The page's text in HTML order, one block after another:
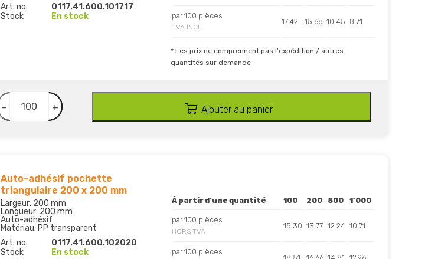
Art. no.
0117.41.600.101717
Stock
En stock par 100 pièces
TVA INCL.
17.42 15.68 10.45 8.71
* Les prix ne comprennent pas l'expédition / autres
quantités sur demande
- + Ajouter au panier
Auto-adhésif pochette
triangulaire 200 x 200 mm
Largeur: 200 mm
Longueur: 200 mm
Auto-adhésif
Matériau: PP transparent
Art. no.
0117.41.600.102020
Stock
En stock
À partir d’une quantité 100 200 500 1’000
par 100 pièces
HORS TVA
15.30 13.77 12.24 10.71
par 100 pièces